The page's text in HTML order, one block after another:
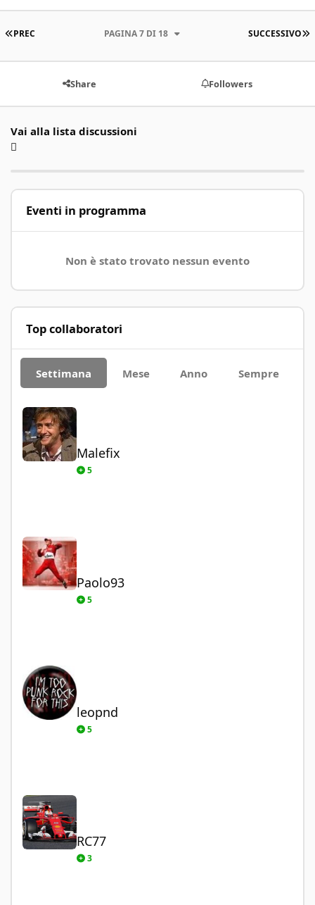
PRIMA PAGINA
PREC SUCCESSIVO
PAGINA 7 DI 18
Share Followers
Vai alla lista discussioni
Eventi in programma
Non è stato trovato nessun evento
Top collaboratori
Settimana Mese Anno Sempre
Malefix
Malefix
5
Paolo93
5
leopnd
leopnd
5
RC77
3